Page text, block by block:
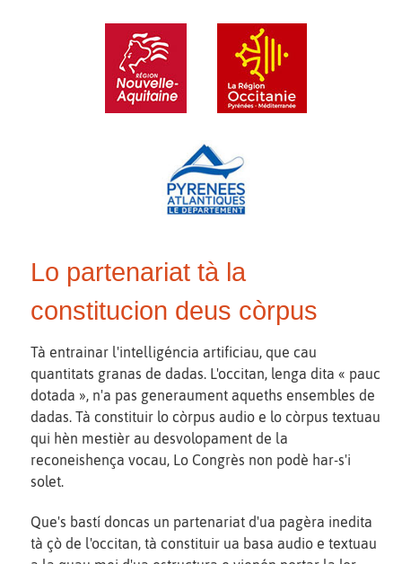
Lo partenariat tà la
constitucion deus còrpus
Tà entrainar l'intelligéncia artificiau, que cau
quantitats granas de dadas. L'occitan, lenga dita « pauc
dotada », n'a pas generaument aqueths ensembles de
dadas. Tà constituir lo còrpus audio e lo còrpus textuau
qui hèn mestièr au desvolopament de la
reconeishença vocau, Lo Congrès non podè har-s'i
solet.
Que's bastí doncas un partenariat d'ua pagèra inedita
tà çò de l'occitan, tà constituir ua basa audio e textuau